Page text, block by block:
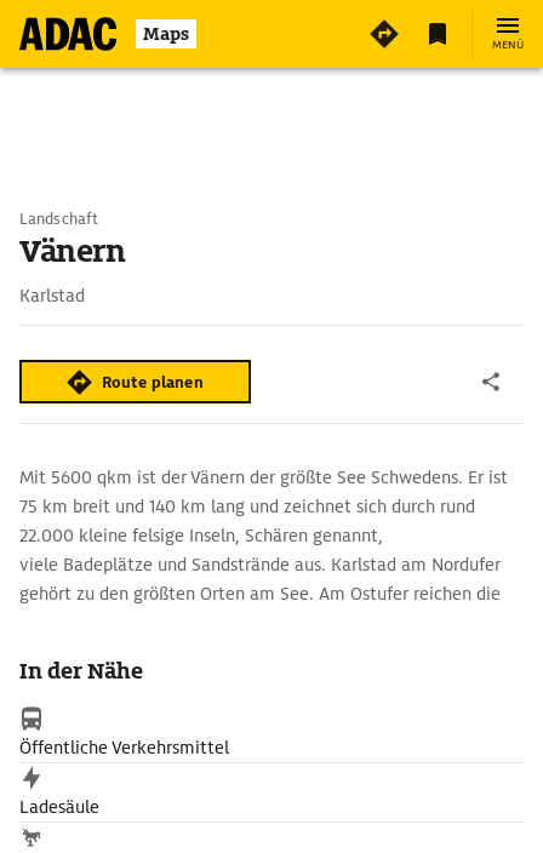
Maps MENÜ
Landschaft
Vänern
Karlstad
Route planen
Mit 5600 qkm ist der Vänern der größte See Schwedens. Er ist
75 km breit und 140 km lang und zeichnet sich durch rund
22.000 kleine felsige Inseln, Schären genannt,
viele Badeplätze und Sandstrände aus. Karlstad am Nordufer
gehört zu den größten Orten am See. Am Ostufer reichen die
weiße Schloss Läckö mit herrlichem Park. 30 km landeinwärts
ragt der mächtige gotische Dom von Skara empor, der seit 1014
Bischofssitz ist. Im Westen säumen herrliche Wälder und
Wildlandschaften den Vänersee.
In der Nähe
Öffentliche Verkehrsmittel
Ladesäule